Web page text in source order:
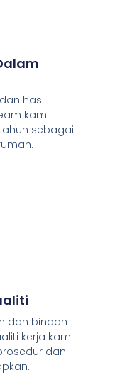
hasil
kami
sebagai
dan binaan
kerja kami
dan